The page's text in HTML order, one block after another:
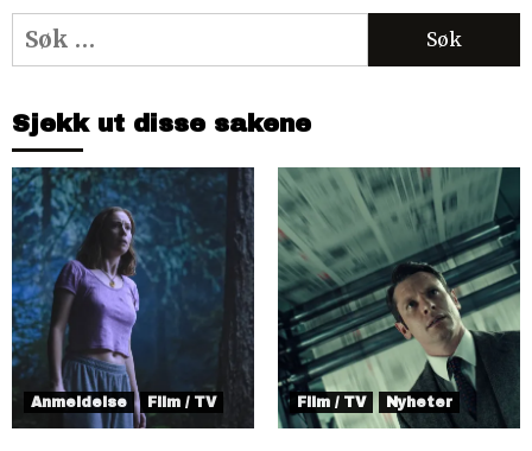
Søk
etter:
Sjekk ut disse sakene
Anmeldelse Film / TV Film / TV Nyheter